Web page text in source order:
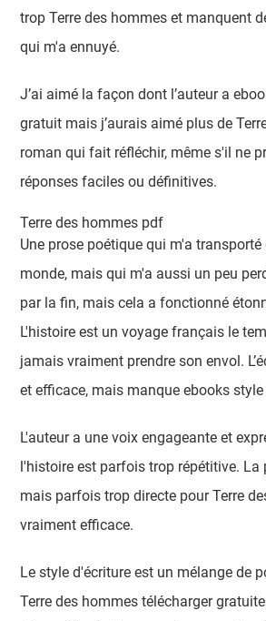
trop Terre des hommes et manquent
qui m'a ennuyé.
J’ai aimé la façon dont l’auteur a
gratuit mais j’aurais aimé plus de
roman qui fait réfléchir, même s'il ne
réponses faciles ou définitives.
Terre des hommes pdf
Une prose poétique qui m'a
monde, mais qui m'a aussi un peu
par la fin, mais cela a fonctionné
L'histoire est un voyage français le
jamais vraiment prendre son envol.
et efficace, mais manque ebooks
L'auteur a une voix engageante et
l'histoire est parfois trop répétitive. La
mais parfois trop directe pour Terre
vraiment efficace.
Le style d'écriture est un mélange de
Terre des hommes télécharger